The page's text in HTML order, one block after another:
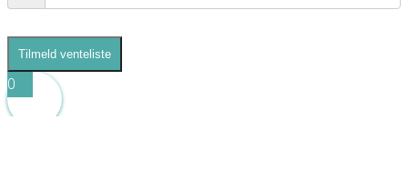
Tilmeld venteliste
0